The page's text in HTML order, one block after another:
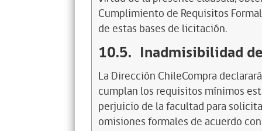
Cumplimiento de Requisitos
de estas bases de licitación.
10.5. Inadmisibilidad
La Dirección ChileCompra
cumplan los requisitos mínimos
perjuicio de la facultad para
omisiones formales de acuerdo